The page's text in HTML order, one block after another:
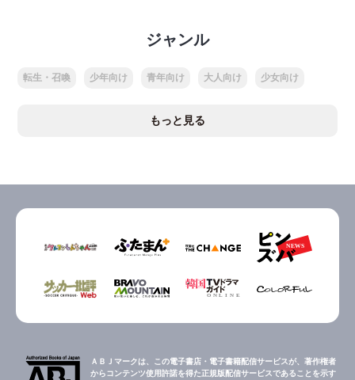
ジャンル
転生・召喚 少年向け 青年向け 大人向け 少女向け
もっと見る
ＡＢＪマークは、この電子書店・電子書籍配信サービスが、著作権者
からコンテンツ使用許諾を得た正規版配信サービスであることを示す